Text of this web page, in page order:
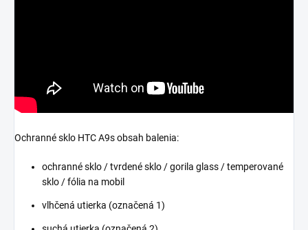
Ochranné sklo HTC A9s obsah balenia:
ochranné sklo / tvrdené sklo / gorila glass / temperované
sklo / fólia na mobil
vlhčená utierka (označená 1)